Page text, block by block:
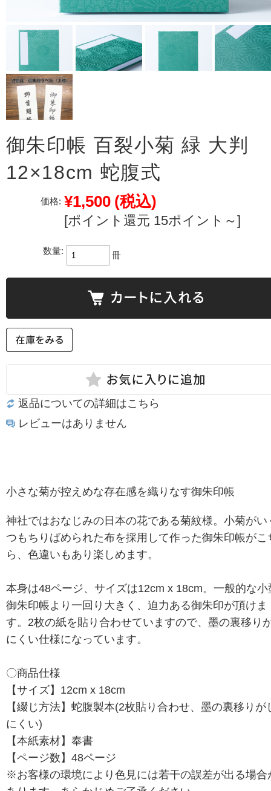
御朱印帳 百裂小菊 緑 大判
12×18cm 蛇腹式
価格: ¥1,500 (税込)
[ポイント還元 15ポイント～]
数量: 冊
返品についての詳細はこちら
レビューはありません
小さな菊が控えめな存在感を織りなす御朱印帳
神社ではおなじみの日本の花である菊紋様。小菊がい
つもちりばめられた布を採用して作った御朱印帳がこ
ら、色違いもあり楽しめます。
本身は48ページ、サイズは12cm x 18cm。一般的な小
御朱印帳より一回り大きく、迫力ある御朱印が頂けま
す。2枚の紙を貼り合わせていますので、墨の裏移り
にくい仕様になっています。
〇商品仕様
【サイズ】12cm x 18cm
【綴じ方法】蛇腹製本(2枚貼り合わせ、墨の裏移りが
にくい)
【本紙素材】奉書
【ページ数】48ページ
※お客様の環境により色見には若干の誤差が出る場合